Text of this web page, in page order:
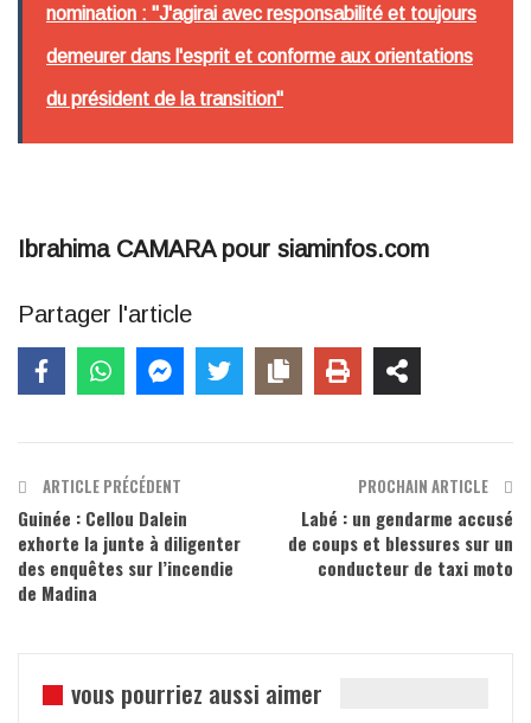
nomination : "J'agirai avec responsabilité et toujours
demeurer dans l'esprit et conforme aux orientations
du président de la transition"
Ibrahima CAMARA pour siaminfos.com
Partager l'article
ARTICLE PRÉCÉDENT
Guinée : Cellou Dalein
exhorte la junte à diligenter
des enquêtes sur l’incendie
de Madina
PROCHAIN ARTICLE
Labé : un gendarme accusé
de coups et blessures sur un
conducteur de taxi moto
vous pourriez aussi aimer